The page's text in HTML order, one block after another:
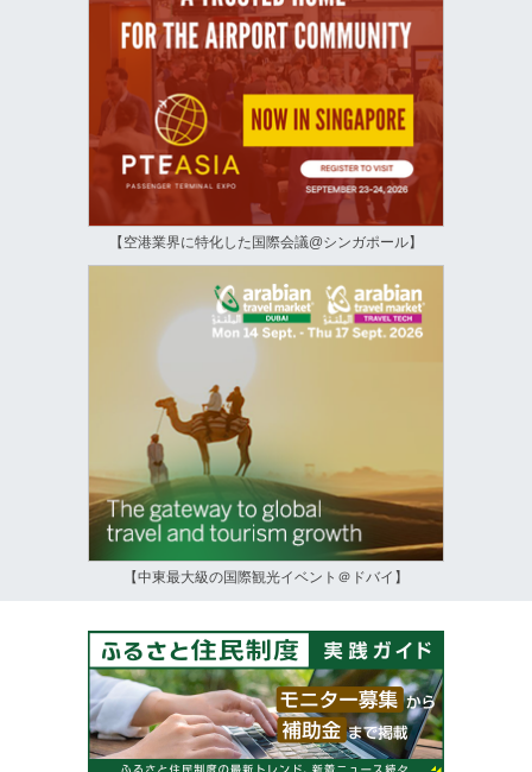
【空港業界に特化した国際会議@シンガポール】
【中東最大級の国際観光イベント＠ドバイ】